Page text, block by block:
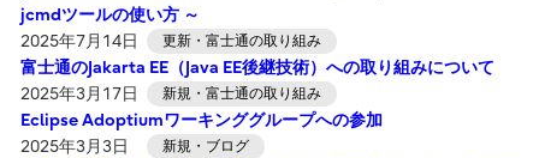
jcmdツールの使い方 ～
2025年7月14日
更新・富士通の取り組み
富士通のJakarta EE（Java EE後継技術）への取り組みについて
2025年3月17日
新規・富士通の取り組み
Eclipse Adoptiumワーキンググループへの参加
2025年3月3日
新規・ブログ